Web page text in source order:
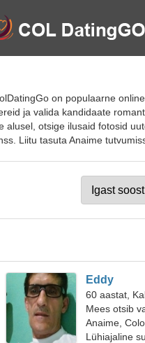
on populaarne
ja valida kandidaate
alusel, otsige ilusaid fotosid
Liitu tasuta Anaime
Eddy
60 aastat,
Mees otsib
Anaime,
Lühiajaline